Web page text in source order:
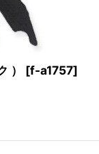
） [f-a1757]